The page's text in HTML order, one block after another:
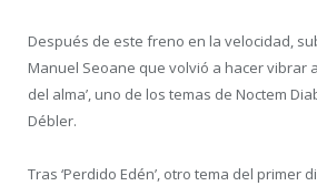
Después de este freno en la velocidad,
Manuel Seoane que volvió a hacer vibrar
del alma’, uno de los temas de Noctem
Débler.
Tras ‘Perdido Edén’, otro tema del primer